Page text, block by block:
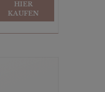
HIER
KAUFEN